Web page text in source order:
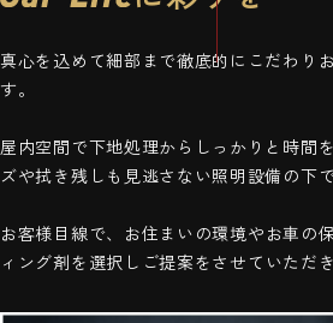
真心を込めて細部まで徹底的にこだわり
す。
屋内空間で下地処理からしっかりと時間
ズや拭き残しも見逃さない照明設備の下
お客様目線で、お住まいの環境や お車の
ィング剤を選択し ご提案をさせていただき